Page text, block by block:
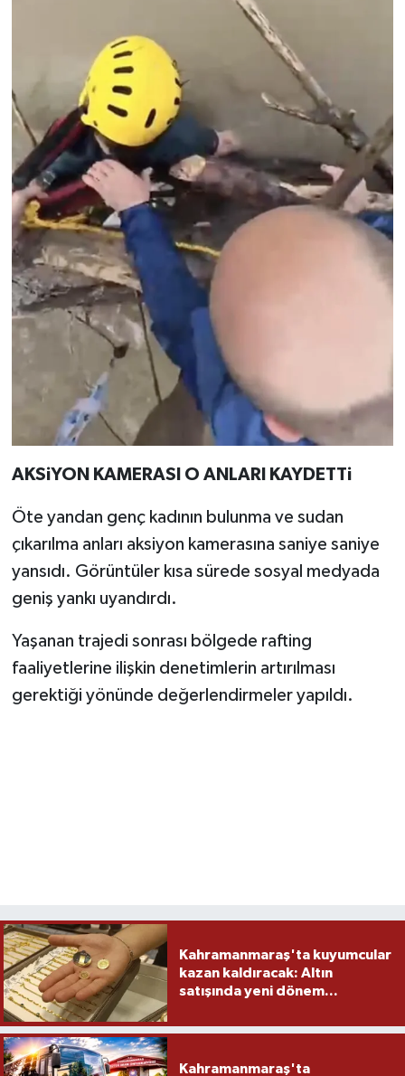
AKSiYON KAMERASI O ANLARI KAYDETTi
Öte yandan genç kadının bulunma ve sudan
çıkarılma anları aksiyon kamerasına saniye saniye
yansıdı. Görüntüler kısa sürede sosyal medyada
geniş yankı uyandırdı.
Yaşanan trajedi sonrası bölgede rafting
faaliyetlerine ilişkin denetimlerin artırılması
gerektiği yönünde değerlendirmeler yapıldı.
Kahramanmaraş'ta kuyumcular
kazan kaldıracak: Altın
satışında yeni dönem...
Kahramanmaraş'ta